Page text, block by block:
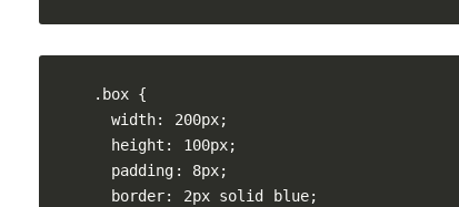
.box {
  width: 200px;
  height: 100px;
  padding: 8px;
  border: 2px solid blue;